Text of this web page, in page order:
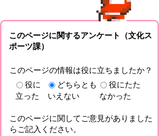
このページに関するアンケート（文化ス
ポーツ課）
このページの情報は役に立ちましたか？
役に
立った
どちらとも
いえない
役にたた
なかった
このページに関してご意見がありました
らご記入ください。